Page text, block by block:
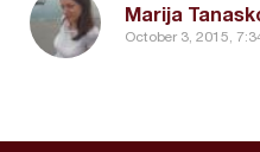
Marija
October 3, 2015,